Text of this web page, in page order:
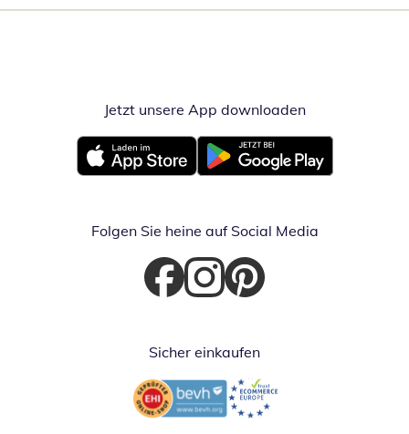
Jetzt unsere App downloadenÖffnet in
Öffnet in neuem FensterÖffnet in neuem Fenster
Folgen Sie heine auf Social Media
Öffnet in neuem Fenster
Öffnet in neuem Fenster
Öffnet in neuem Fenster
Sicher einkaufen
Öffnet in neuem FensterÖffnet in neuem Fenster